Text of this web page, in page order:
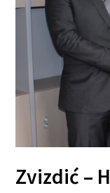
Zvizdić –